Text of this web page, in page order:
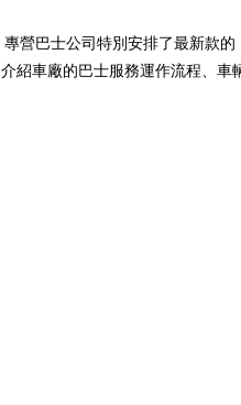
專營巴士公司特別安排了最新款
介紹車廠的巴士服務運作流程、車